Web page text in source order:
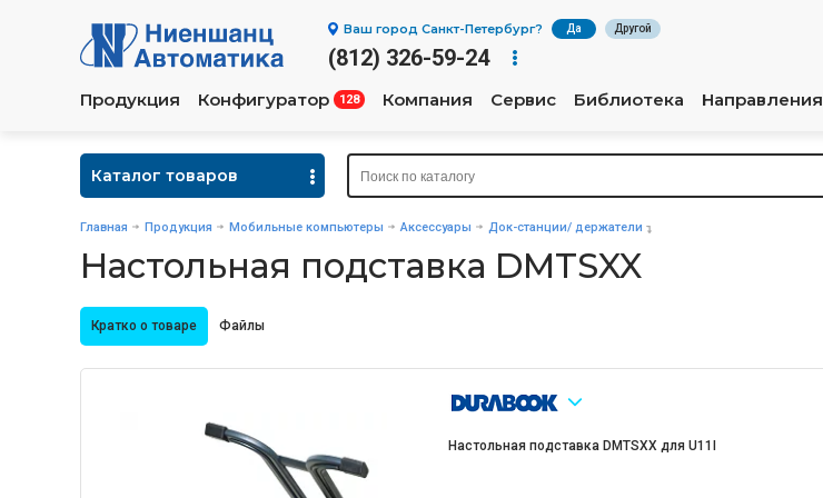
Ваш город Санкт-Петербург? Да Другой
(812) 326-59-24
Продукция Конфигуратор 128 Компания Сервис Библиотека Направления
Каталог товаров
Главная Продукция Мобильные компьютеры Аксессуары Док-станции/ держатели
Настольная подставка DMTSXX
Кратко о товаре Файлы
Настольная подставка DMTSXX для U11I